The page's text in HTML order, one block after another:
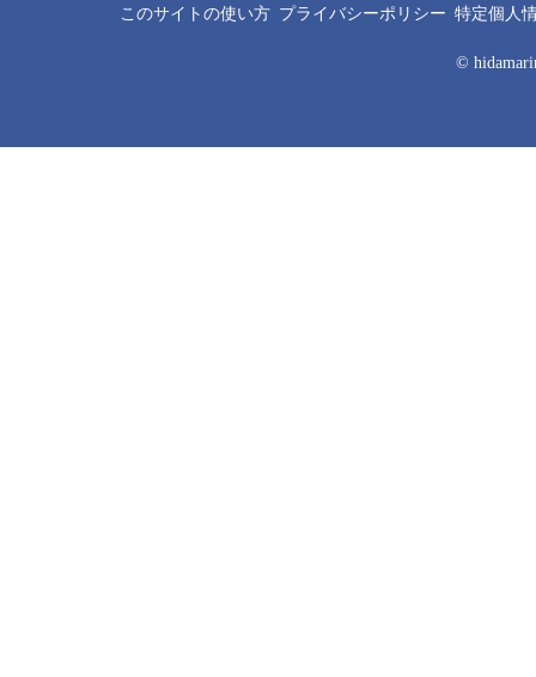
このサイトの使い方 プライバシーポリシー 特定個人
©